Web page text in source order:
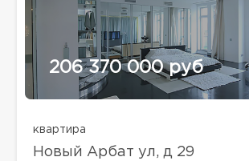
206 370 000 руб
квартира
Новый Арбат ул, д 29